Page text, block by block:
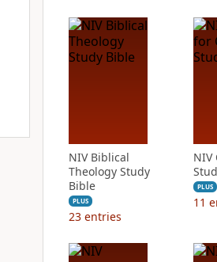
NIV Biblical
Theology Study
Bible
PLUS
23 entries
NIV
PLUS
11